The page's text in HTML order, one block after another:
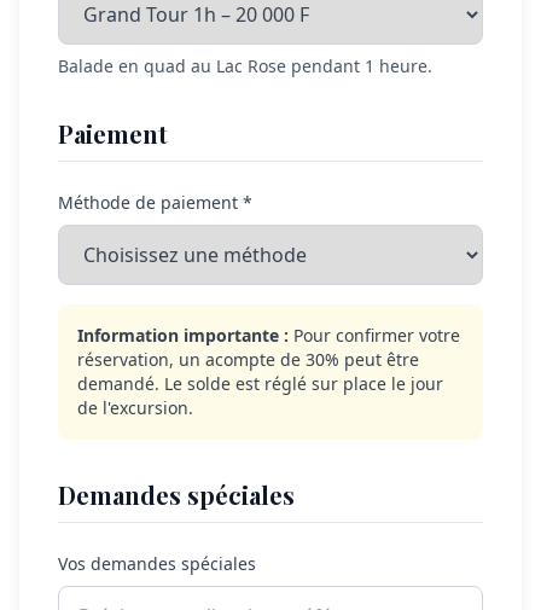
Balade en quad au Lac Rose pendant 1 heure.
Paiement
Méthode de paiement *
Information importante : Pour confirmer votre
réservation, un acompte de 30% peut être
demandé. Le solde est réglé sur place le jour
de l'excursion.
Demandes spéciales
Vos demandes spéciales